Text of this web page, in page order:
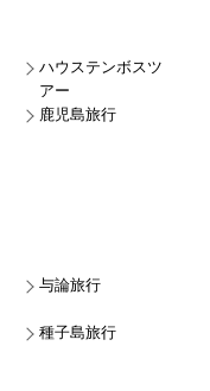
ハウステンボスツ
アー
鹿児島旅行
与論旅行
種子島旅行